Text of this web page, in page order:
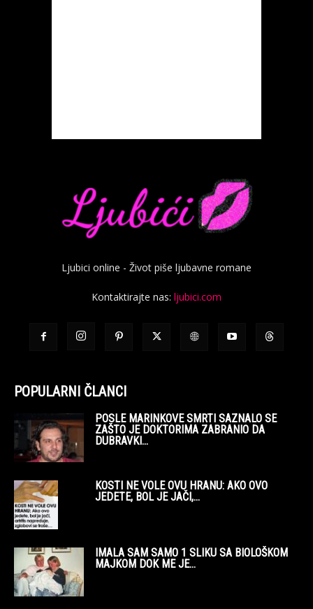
Ljubici online - Život piše ljubavne romane
Kontaktirajte nas: ljubici.com
POPULARNI ČLANCI
POSLE MARINKOVE SMRTI SAZNALO SE
ZAŠTO JE DOKTORIMA ZABRANIO DA
DUBRAVKI...
KOSTI NE VOLE OVU HRANU: AKO OVO
JEDETE, BOL JE JAČI,...
IMALA SAM SAMO 1 SLIKU SA BIOLOŠKOM
MAJKOM DOK ME JE...